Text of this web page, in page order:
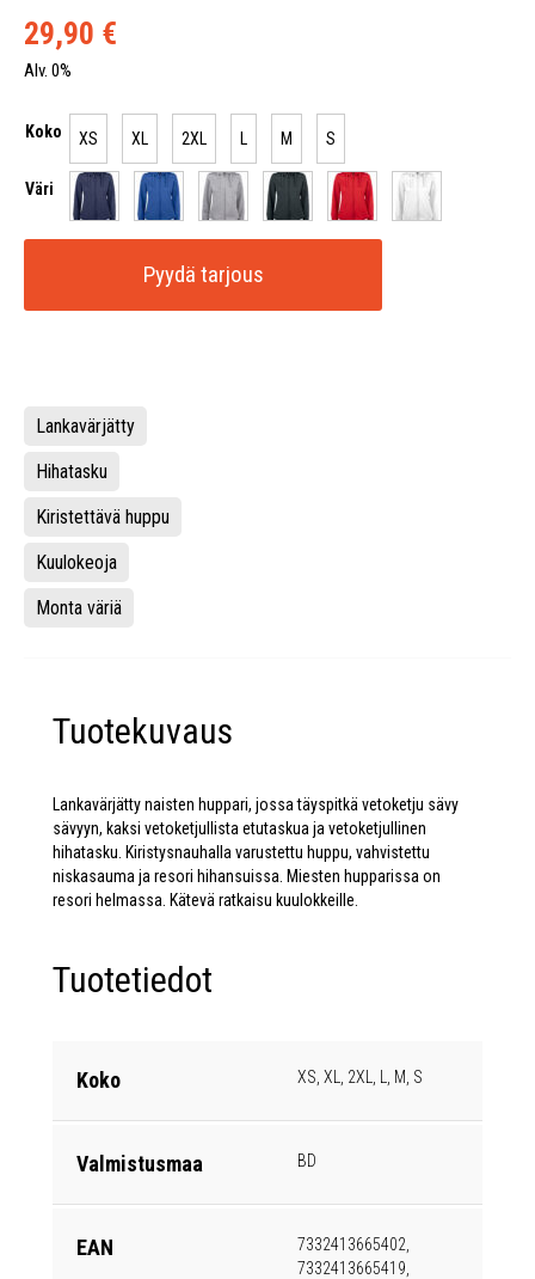
29,90 €
Alv. 0%
Koko XS XL 2XL L M S
Väri
Pyydä tarjous
Lankavärjätty
Hihatasku
Kiristettävä huppu
Kuulokeoja
Monta väriä
Tuotekuvaus
Lankavärjätty naisten huppari, jossa täyspitkä vetoketju sävy
sävyyn, kaksi vetoketjullista etutaskua ja vetoketjullinen
hihatasku. Kiristysnauhalla varustettu huppu, vahvistettu
niskasauma ja resori hihansuissa. Miesten hupparissa on
resori helmassa. Kätevä ratkaisu kuulokkeille.
Tuotetiedot
Koko XS, XL, 2XL, L, M, S
Valmistusmaa BD
EAN
7332413665402,
7332413665419,